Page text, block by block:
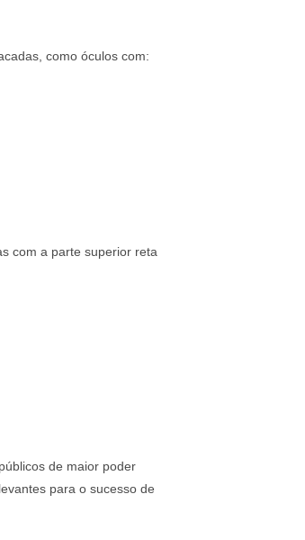
como óculos com:
com a parte superior reta
de maior poder
para o sucesso de